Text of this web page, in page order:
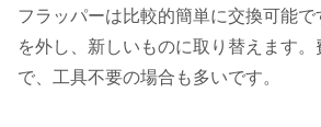
フラッパーは比較的簡単に交換可能
を外し、新しいものに取り替えます
で、工具不要の場合も多いです。